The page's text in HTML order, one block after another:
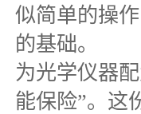
似简单的操
的基础。
为光学仪器
能保险”。这